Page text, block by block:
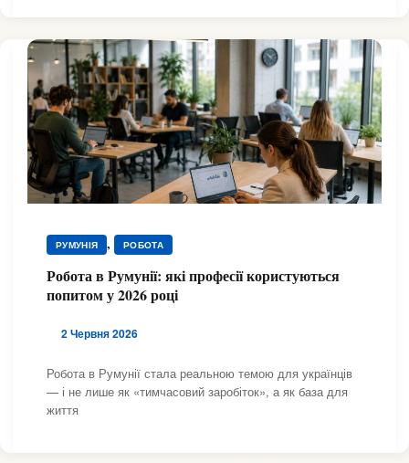
РУМУНІЯ , РОБОТА
Робота в Румунії: які професії користуються
попитом у 2026 році
2 Червня 2026
Робота в Румунії стала реальною темою для українців
— і не лише як «тимчасовий заробіток», а як база для
життя